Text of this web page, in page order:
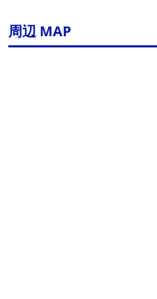
周辺 MAP